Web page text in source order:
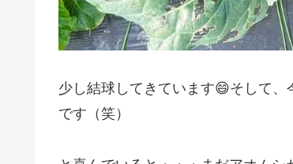
少し結球してきています😄そして
です（笑）